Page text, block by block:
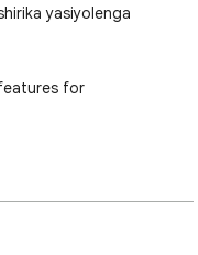
yasiyolenga
for